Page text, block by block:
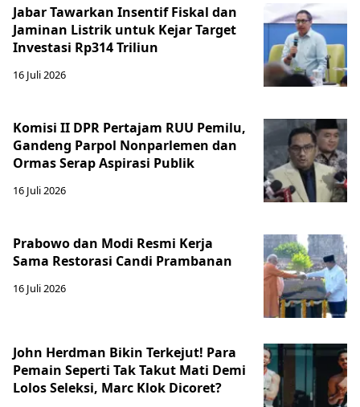
Jabar Tawarkan Insentif Fiskal dan
Jaminan Listrik untuk Kejar Target
Investasi Rp314 Triliun
16 Juli 2026
Komisi II DPR Pertajam RUU Pemilu,
Gandeng Parpol Nonparlemen dan
Ormas Serap Aspirasi Publik
16 Juli 2026
Prabowo dan Modi Resmi Kerja
Sama Restorasi Candi Prambanan
16 Juli 2026
John Herdman Bikin Terkejut! Para
Pemain Seperti Tak Takut Mati Demi
Lolos Seleksi, Marc Klok Dicoret?